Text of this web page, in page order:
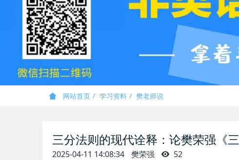
网站首页 学习资料 樊老师说
三分法则的现代诠释：论樊荣强《
2025-04-11 14:08:34 樊荣强 52